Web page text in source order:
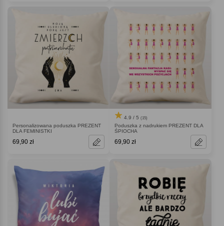
Personalizowana poduszka PREZENT
DLA FEMINISTKI
69,90 zł
4.9 / 5 (15)
Poduszka z nadrukiem PREZENT DLA
ŚPIOCHA
69,90 zł